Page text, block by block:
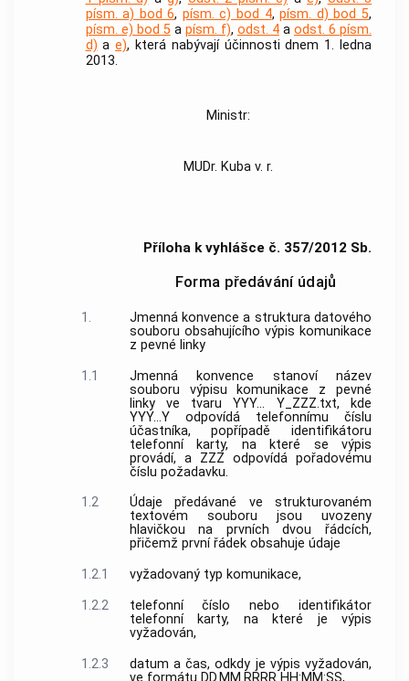
písm. a) bod 6, písm. c) bod 4,písm. d) bod 5,
písm. e) bod 5a písm. f), odst. 4a odst. 6 písm.
d) ae), která nabývají účinnosti dnem 1. ledna
2013.
Ministr:
MUDr. Kuba v. r.
Příloha k vyhlášce č. 357/2012 Sb.
Forma předávání údajů
1.
Jmenná konvence a struktura datového
souboru obsahujícího výpis komunikace
z pevné linky
1.1
Jmenná konvence stanoví název
souboru výpisu komunikace z pevné
linky ve tvaru YYY... Y_ZZZ.txt, kde
YYY...Y odpovídá telefonnímu číslu
účastníka, popřípadě identifikátoru
telefonní karty, na které se výpis
provádí, a ZZZ odpovídá pořadovému
číslu požadavku.
1.2
Údaje předávané ve strukturovaném
textovém souboru jsou uvozeny
hlavičkou na prvních dvou řádcích,
přičemž první řádek obsahuje údaje
1.2.1
vyžadovaný typ komunikace,
1.2.2
telefonní číslo nebo identifikátor
telefonní karty, na které je výpis
vyžadován,
1.2.3
datum a čas, odkdy je výpis vyžadován,
ve formátu DD.MM.RRRR HH:MM:SS,